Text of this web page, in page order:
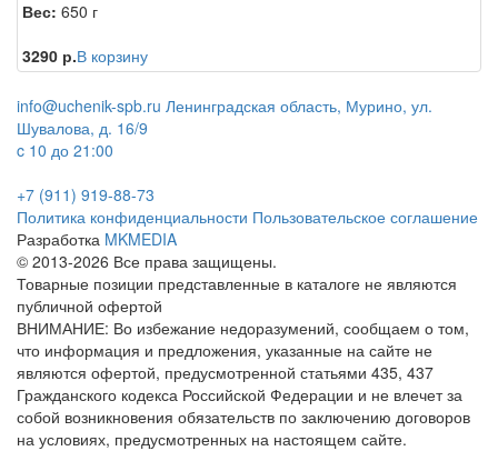
Вес: 650 г
3290 р.В корзину
info@uchenik-spb.ru Ленинградская область, Мурино, ул.
Шувалова, д. 16/9
c 10 до 21:00
+7 (911) 919-88-73
Политика конфиденциальности Пользовательское соглашение
Разработка MKMEDIA
© 2013-2026 Все права защищены.
Товарные позиции представленные в каталоге не являются
публичной офертой
ВНИМАНИЕ: Во избежание недоразумений, сообщаем о том,
что информация и предложения, указанные на сайте не
являются офертой, предусмотренной статьями 435, 437
Гражданского кодекса Российской Федерации и не влечет за
собой возникновения обязательств по заключению договоров
на условиях, предусмотренных на настоящем сайте.